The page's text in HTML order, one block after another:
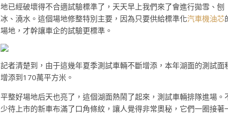
地已經破壞得不合適試驗標準了，天天早上我們來了會進行拋雪、刨
冰、澆水。這個場地修整特別主要，因為只要供給標準化汽車機油芯
場地，才幹讓車企的試驗更標準。
記者清楚到，由于這幾年夏季測試車輛不斷增添，本年湖面的測試面
增添到170萬平方米。
平整好場地后天也亮了，這個湖面熱鬧了起來，測試車輛排隊進場。
少待上市的新車布滿了口角條紋，讓人覺得非常奧秘，它們一圈接著